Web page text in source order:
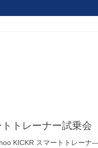
トレーナー試乗会
KICKR スマートトレーナ